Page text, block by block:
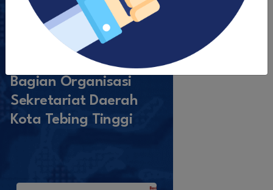
Bagian Organisasi
Sekretariat Daerah
Kota Tebing Tinggi